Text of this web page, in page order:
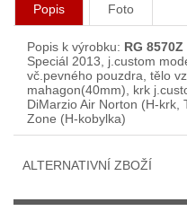
Popis Foto
Popis k výrobku: RG 8570Z
Speciál 2013, j.custom
vč.pevného pouzdra, tělo
mahagon(40mm), krk
DiMarzio Air Norton (H-krk,
Zone (H-kobylka)
ALTERNATIVNÍ ZBOŽÍ